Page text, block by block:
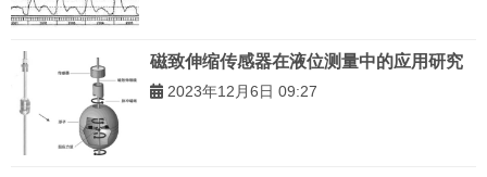
磁致伸缩传感器在液位测量中的应用研究
2023年12月6日 09:27